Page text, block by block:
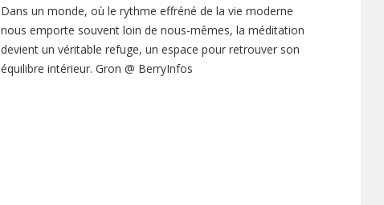
Dans un monde, où le rythme effréné de la vie moderne
nous emporte souvent loin de nous-mêmes, la méditation
devient un véritable refuge, un espace pour retrouver son
équilibre intérieur. Gron @ BerryInfos